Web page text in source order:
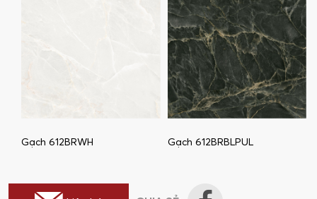
Gạch 612BRWH Gạch 612BRBLPUL